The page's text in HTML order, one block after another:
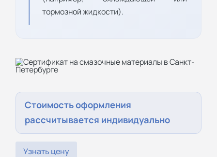
тормозной жидкости).
Стоимость оформления
рассчитывается индивидуально
Узнать цену